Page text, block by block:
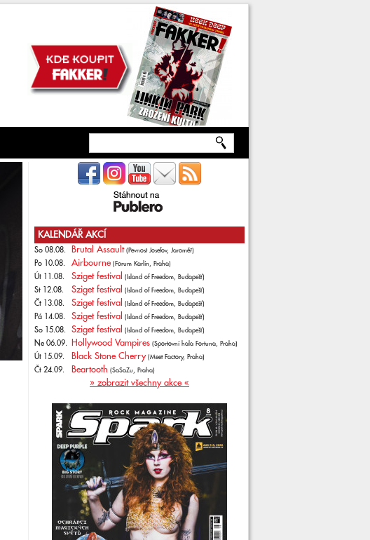
KALENDÁŘ AKCÍ
So 08.08. Brutal Assault (Pevnost Josefov, Jaroměř)
Po 10.08. Airbourne (Forum Karlín, Praha)
Út 11.08. Sziget festival (Island of Freedom, Budapešť)
St 12.08. Sziget festival (Island of Freedom, Budapešť)
Čt 13.08. Sziget festival (Island of Freedom, Budapešť)
Pá 14.08. Sziget festival (Island of Freedom, Budapešť)
So 15.08. Sziget festival (Island of Freedom, Budapešť)
Ne 06.09. Hollywood Vampires (Sportovní hala Fortuna, Praha)
Út 15.09. Black Stone Cherry (Meet Factory, Praha)
Čt 24.09. Beartooth (SaSaZu, Praha)
» zobrazit všechny akce «